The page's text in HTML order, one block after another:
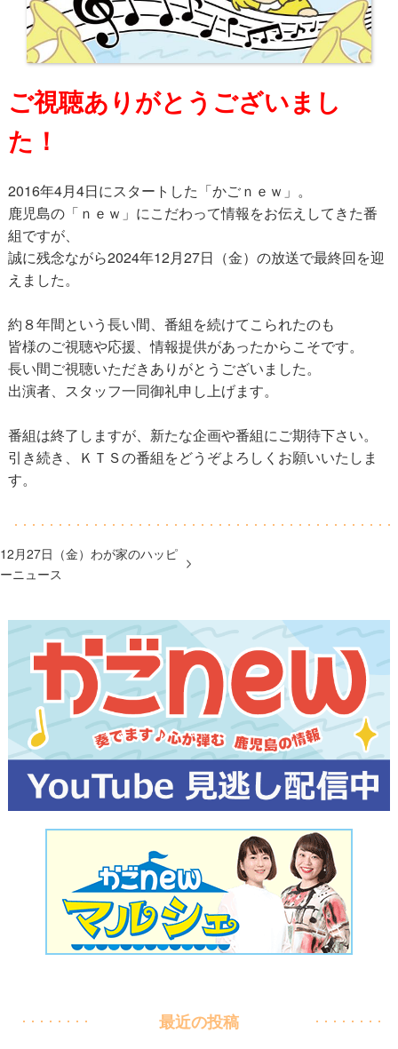
ご視聴ありがとうございまし
た！
2016年4月4日にスタートした「かごｎｅｗ」。
鹿児島の「ｎｅｗ」にこだわって情報をお伝えしてきた番
組ですが、
誠に残念ながら2024年12月27日（金）の放送で最終回を迎
えました。
約８年間という長い間、番組を続けてこられたのも
皆様のご視聴や応援、情報提供があったからこそです。
長い間ご視聴いただきありがとうございました。
出演者、スタッフ一同御礼申し上げます。
番組は終了しますが、新たな企画や番組にご期待下さい。
引き続き、ＫＴＳの番組をどうぞよろしくお願いいたしま
す。
12月27日（金）わが家のハッピ
ーニュース
最近の投稿